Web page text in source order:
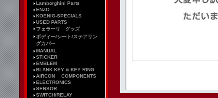
Lamborghini Parts
ENZO
KOENIG-SPECIALS
USED PARTS
フェラーリ グッズ
ボディー/シート/ステアリン
グカバー
MANUAL
STICKER
EMBLEM
BLANK KEY & KEY RING
AIRCON COMPONENTS
ELECTRONICS
SENSOR
SWITCH/RELAY